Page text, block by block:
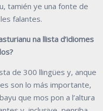
tamién ye una fonte de
falantes.
na llista d’idiomes
de 300 llingües y, anque
son lo más importante,
que mos pon a l’altura